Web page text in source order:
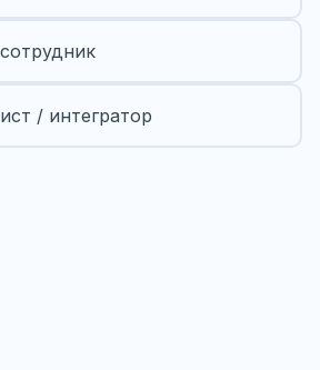
/ интегратор